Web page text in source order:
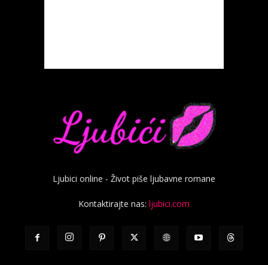
Ljubici online - Život piše ljubavne romane
Kontaktirajte nas: ljubici.com